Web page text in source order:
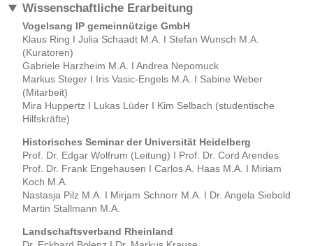
Wissenschaftliche Erarbeitung
Vogelsang IP gemeinnützige GmbH
Klaus Ring I Julia Schaadt M.A. I Stefan Wunsch M.A.
(Kuratoren)
Gabriele Harzheim M.A. I Andrea Nepomuck
Markus Steger I Iris Vasic-Engels M.A. I Sabine Weber
(Mitarbeit)
Mira Huppertz I Lukas Lüder I Kim Selbach (studentische
Hilfskräfte)
Historisches Seminar der Universität Heidelberg
Prof. Dr. Edgar Wolfrum (Leitung) I Prof. Dr. Cord Arendes
Prof. Dr. Frank Engehausen I Carlos A. Haas M.A. I Miriam
Koch M.A.
Nastasja Pilz M.A. I Mirjam Schnorr M.A. I Dr. Angela Siebold
Martin Stallmann M.A.
Landschaftsverband Rheinland